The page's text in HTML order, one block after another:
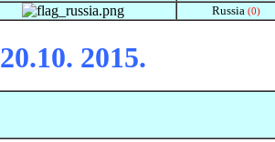
Russia (0)
20.10. 2015.